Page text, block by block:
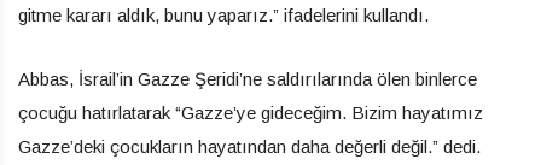
gitme kararı aldık, bunu yaparız.” ifadelerini kullandı.
Abbas, İsrail’in Gazze Şeridi’ne saldırılarında ölen binlerce
çocuğu hatırlatarak “Gazze’ye gideceğim. Bizim hayatımız
Gazze’deki çocukların hayatından daha değerli değil.” dedi.